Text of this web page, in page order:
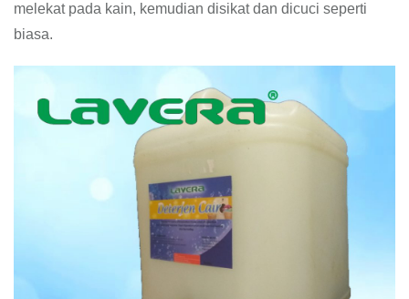
melekat pada kain, kemudian disikat dan dicuci seperti
biasa.